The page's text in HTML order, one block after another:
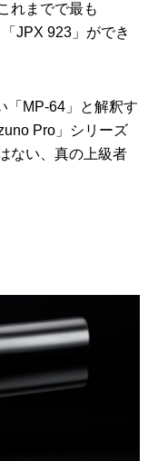
れまでで最も
JPX 923」ができ
「MP-64」と解釈す
Pro」シリーズ
ない、真の上級者